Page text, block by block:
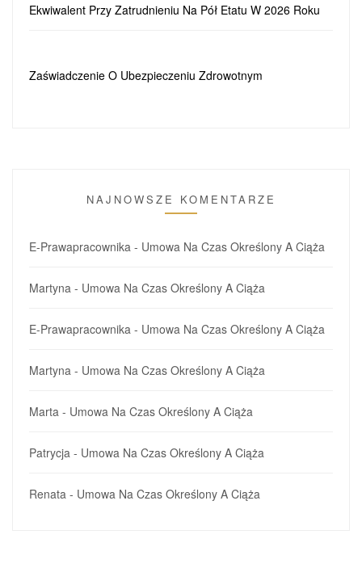
Ekwiwalent Przy Zatrudnieniu Na Pół Etatu W 2026 Roku
Zaświadczenie O Ubezpieczeniu Zdrowotnym
NAJNOWSZE KOMENTARZE
E-Prawapracownika - Umowa Na Czas Określony A Ciąża
Martyna - Umowa Na Czas Określony A Ciąża
E-Prawapracownika - Umowa Na Czas Określony A Ciąża
Martyna - Umowa Na Czas Określony A Ciąża
Marta - Umowa Na Czas Określony A Ciąża
Patrycja - Umowa Na Czas Określony A Ciąża
Renata - Umowa Na Czas Określony A Ciąża